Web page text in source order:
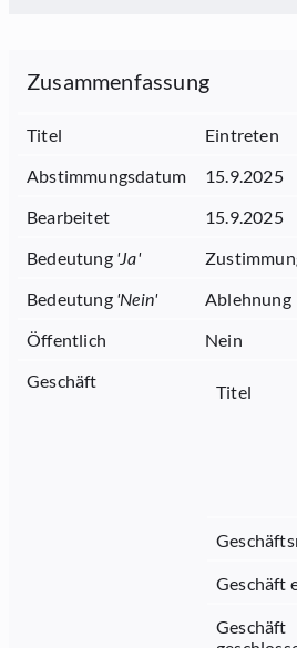
Zusammenfassung
Titel
Eintreten
Abstimmungsdatum
15.9.2025
Bearbeitet
15.9.2025
Bedeutung 'Ja'
Bedeutung 'Nein'
Ablehnung
Öffentlich
Nein
Geschäft
Titel
Geschäft
Geschäft